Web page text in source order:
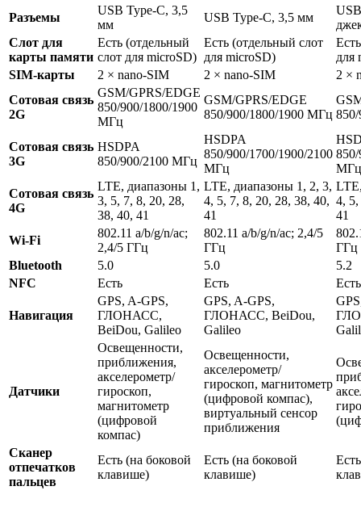
Разъемы
USB Type-C, 3,5
мм
USB Type-C, 3,5 мм
Слот для
карты памяти
Есть (отдельный
слот для microSD)
Есть (отдельный слот
для microSD)
для
SIM-карты
2 × nano-SIM 2 × nano-SIM
2 ×
Сотовая связь
2G
GSM/GPRS/EDGE
850/900/1800/1900
МГц
GSM/GPRS/EDGE
850/900/1800/1900 МГц
Сотовая связь
3G
HSDPA
850/900/2100 МГц
HSDPA
850/900/1700/1900/2100
МГц
МГц
Сотовая связь
4G
LTE, диапазоны 1,
3, 5, 7, 8, 20, 28,
38, 40, 41
LTE, диапазоны 1, 2, 3,
4, 5, 7, 8, 20, 28, 38, 40,
41
4,
41
Wi-Fi
802.11 a/b/g/n/ac;
2,4/5 ГГц
802.11 a/b/g/n/ac; 2,4/5
ГГц
ГГц
Bluetooth
5.0 5.0
5.2
NFC
Есть Есть Есть
Навигация
GPS, A-GPS,
ГЛОНАСС,
BeiDou, Galileo
GPS, A-GPS,
ГЛОНАСС, BeiDou,
Galileo
Датчики
Освещенности,
приближения,
акселерометр/
гироскоп,
магнитометр
(цифровой
компас)
Освещенности,
акселерометр/
гироскоп, магнитометр
(цифровой компас),
виртуальный сенсор
приближения
Сканер
отпечатков
пальцев
Есть (на боковой
клавише)
Есть (на боковой
клавише)